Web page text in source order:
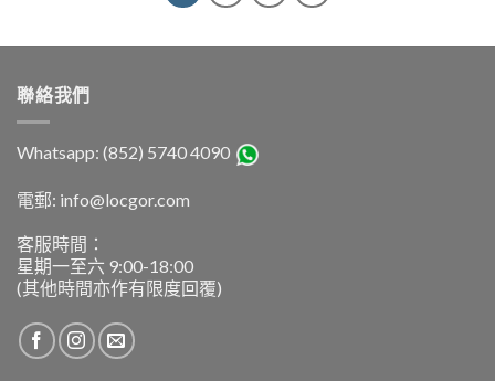
聯絡我們
Whatsapp: (852) 5740 4090
電郵: info@locgor.com
客服時間：
星期一至六 9:00-18:00
(其他時間亦作有限度回覆)